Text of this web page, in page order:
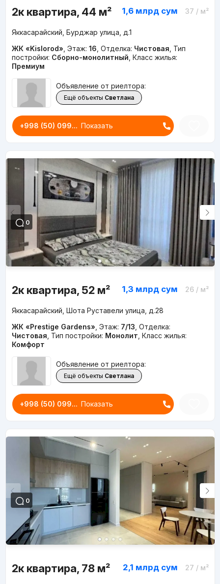
2к квартира, 44 м² 1,6 млрд сум 37 / м²
Яккасарайский, Бурджар улица, д.1
ЖК «Kislorod» Этаж: 16 Отделка: Чистовая Тип
постройки: Сборно-монолитный Класс жилья:
Премиум
Объявление от риелтора:
Ещё объекты Светлана
+998 (50) 099... Показать
0
2к квартира, 52 м² 1,3 млрд сум 26/ м²
Яккасарайский, Шота Руставели улица, д.28
ЖК «Prestige Gardens» Этаж: 7/13 Отделка:
Чистовая Тип постройки: Монолит Класс жилья:
Комфорт
Объявление от риелтора:
Ещё объекты Светлана
+998 (50) 099... Показать
0
2к квартира, 78 м² 2,1 млрд сум 27 / м²